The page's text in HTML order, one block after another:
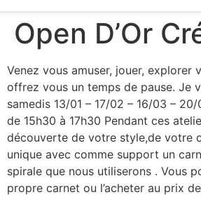
Open D’Or
Venez vous amuser, jouer, explorer
offrez vous un temps de pause. Je
samedis 13/01 – 17/02 – 16/03 –
de 15h30 à 17h30 Pendant ces
découverte de votre style,de votre
unique avec comme support un
spirale que nous utiliserons . Vous
propre carnet ou l’acheter au prix